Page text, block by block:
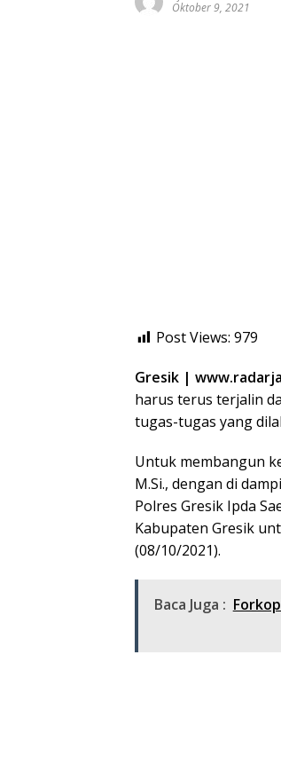
Oktober 9, 2021
Post Views: 979
Gresik |
harus terus terjalin
tugas-tugas yang
Untuk membangun
M.Si., dengan di
Polres Gresik Ipda
Kabupaten Gresik
(08/10/2021).
Baca Juga :